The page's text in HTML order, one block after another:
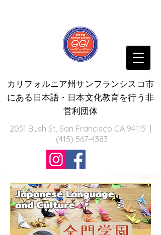
カリフォルニア州サンフランシスコ市
にある日本語・日本文化教育を行う非
営利団体
2031 Bush St, San Francisco CA 94115 |
(415) 567-4383
Japanese Language
and Culture